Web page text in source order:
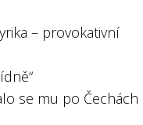
– provokativní
se mu po Čechách